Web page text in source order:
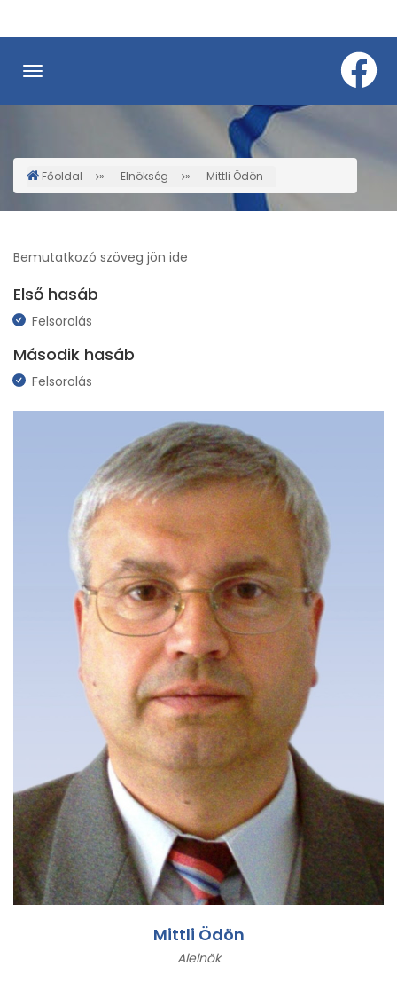
Morzsa
Főoldal Elnökség Mittli Ödön
Bemutatkozó szöveg jön ide
Első hasáb
Felsorolás
Második hasáb
Felsorolás
Mittli Ödön
Alelnök